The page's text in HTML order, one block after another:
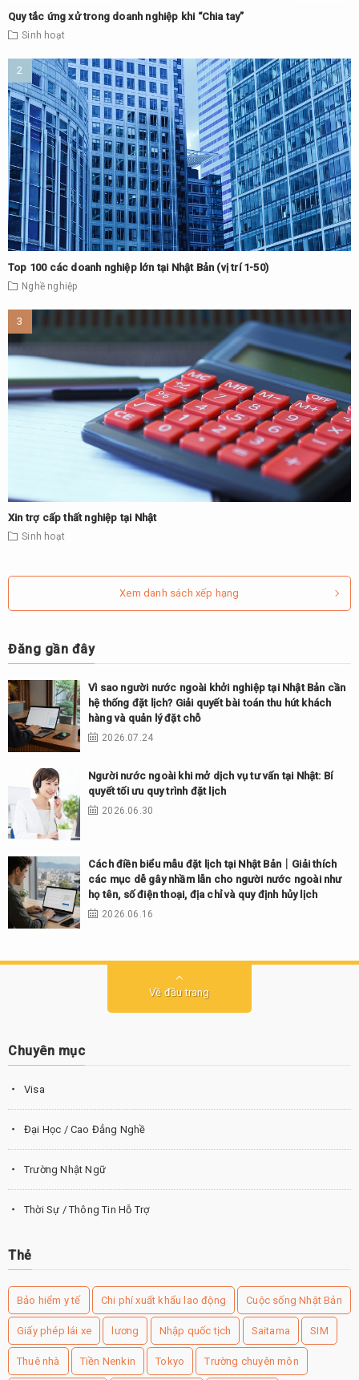
Quy tắc ứng xử trong doanh nghiệp khi “Chia tay”
Sinh hoạt
Top 100 các doanh nghiệp lớn tại Nhật Bản (vị trí 1-50)
Nghề nghiệp
Xin trợ cấp thất nghiệp tại Nhật
Sinh hoạt
Xem danh sách xếp hạng
Đăng gần đây
Vì sao người nước ngoài khởi nghiệp tại Nhật Bản cần
hệ thống đặt lịch? Giải quyết bài toán thu hút khách
hàng và quản lý đặt chỗ
2026.07.24
Người nước ngoài khi mở dịch vụ tư vấn tại Nhật: Bí
quyết tối ưu quy trình đặt lịch
2026.06.30
Cách điền biểu mẫu đặt lịch tại Nhật Bản｜Giải thích
các mục dễ gây nhầm lẫn cho người nước ngoài như
họ tên, số điện thoại, địa chỉ và quy định hủy lịch
2026.06.16
Về đầu trang
Chuyên mục
Visa
Đại Học / Cao Đẳng Nghề
Trường Nhật Ngữ
Thời Sự / Thông Tin Hỗ Trợ
Thẻ
Bảo hiểm y tế Chi phí xuất khẩu lao động Cuộc sống Nhật Bản
Giấy phép lái xe lương Nhập quốc tịch Saitama SIM
Thuê nhà Tiền Nenkin Tokyo Trường chuyên môn